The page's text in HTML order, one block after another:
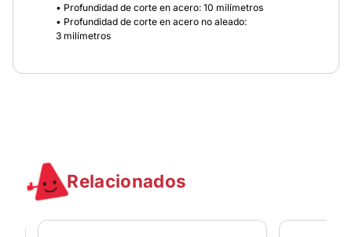
• Profundidad de corte en acero: 10 milímetros
• Profundidad de corte en acero no aleado:
3 milímetros
Relacionados